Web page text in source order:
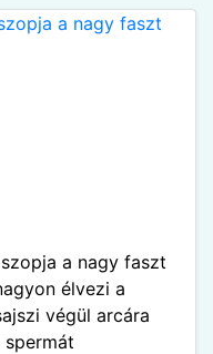
a nagy faszt
élvezi a
végül arcára